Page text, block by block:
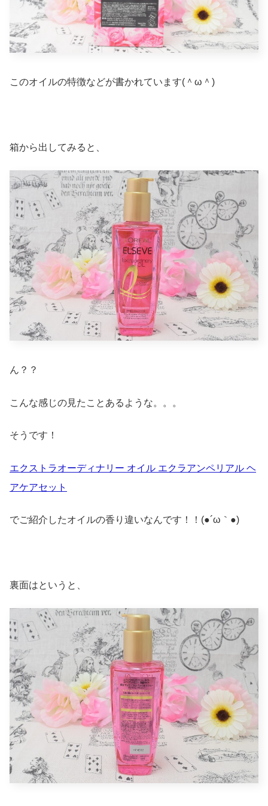
このオイルの特徴などが書かれています(＾ω＾)
箱から出してみると、
ん？？
こんな感じの見たことあるような。。。
そうです！
エクストラオーディナリー オイル エクラアンペリアル ヘ
アケアセット
でご紹介したオイルの香り違いなんです！！(●´ω｀●)
裏面はというと、